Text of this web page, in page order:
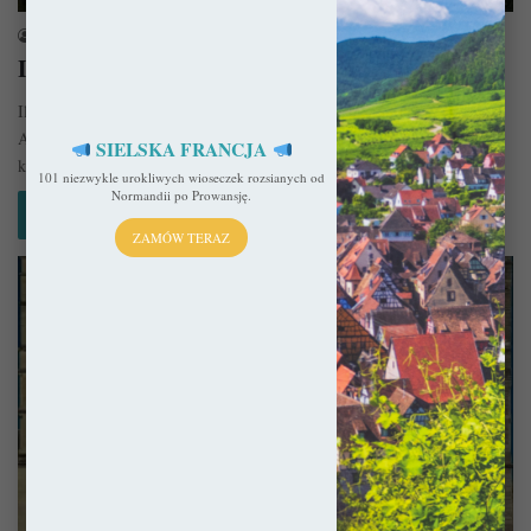
Laon – Magiczne woły i okolice
Ilość i tak już okrojonych atrakcji przewyższyła możliwości czasowe.
Aczkolwiek udało nam się zobaczyć pierwsze gotyckie katedry Francji,
które były…
Czytaj więcej »
Francja
SIELSKA FRANCJA
101 niezwykle urokliwych wioseczek rozsianych od
Normandii po Prowansję.
ZAMÓW TERAZ